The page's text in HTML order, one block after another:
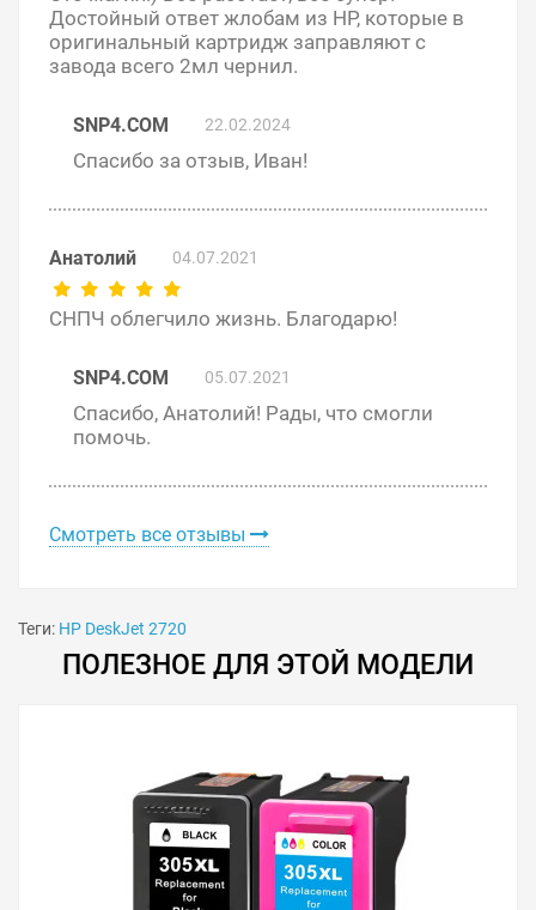
Подробное описание заправки и установки читайте в
статье «Инструкции по установке СНПЧ на принтеры
HP » или в PDF-инструкции «
DeskJet 2720».
заказ на этой странице или напишите онлайн-
сделать печать на принтере экономичной.
Достойный ответ жлобам из НР, которые в
оригинальный картридж заправляют с
завода всего 2мл чернил.
SNP4.COM 22.02.2024
Спасибо за отзыв, Иван!
Анатолий 04.07.2021
СНПЧ облегчило жизнь. Благодарю!
SNP4.COM 05.07.2021
Спасибо, Анатолий! Рады, что смогли
помочь.
Смотреть все отзывы
Теги: HP DeskJet 2720
ПОЛЕЗНОЕ ДЛЯ ЭТОЙ МОДЕЛИ